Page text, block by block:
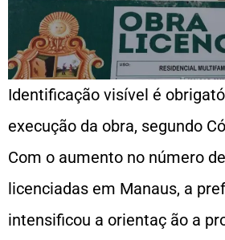
Identificação visível é
execução da obra, segundo
Com o aumento no número
licenciadas em Manaus, a
intensificou a orientaç ão a